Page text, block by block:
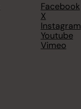
Facebook
X
Instagram
Youtube
Vimeo